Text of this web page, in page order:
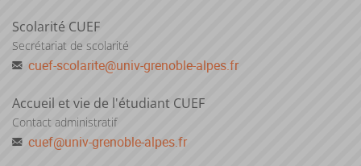
Scolarité CUEF
Secrétariat de scolarité
cuef-scolarite@univ-grenoble-alpes.fr
Accueil et vie de l'étudiant CUEF
Contact administratif
cuef@univ-grenoble-alpes.fr